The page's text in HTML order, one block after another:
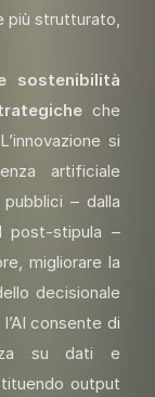
più strutturato,
sostenibilità
che
si
artificiale
– dalla
post-stipula –
migliorare la
decisionale
consente di
su dati e
output